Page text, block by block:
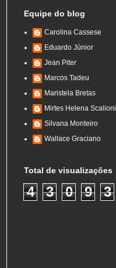
Equipe do blog
Carolina Cassese
Eduardo Júnior
Jean Piter
Marcos Tadeu
Maristela Bretas
Mirtes Helena Scalioni
Silvana Monteiro
Wallace Graciano
Total de visualizações
4 3 0 9 3